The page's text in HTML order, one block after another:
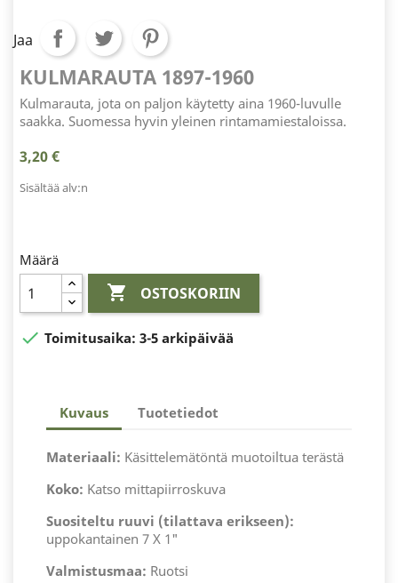
Jaa
KULMARAUTA 1897-1960
Kulmarauta, jota on paljon käytetty aina 1960-luvulle
saakka. Suomessa hyvin yleinen rintamamiestaloissa.
3,20 €
Sisältää alv:n
Määrä
 OSTOSKORIIN
 Toimitusaika: 3-5 arkipäivää
Kuvaus Tuotetiedot
Materiaali: Käsittelemätöntä muotoiltua terästä
Koko: Katso mittapiirroskuva
Suositeltu ruuvi (tilattava erikseen):
uppokantainen 7 X 1"
Valmistusmaa: Ruotsi